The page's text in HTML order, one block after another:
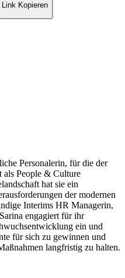
Link Kopieren
Personalerin, für die der
als People & Culture
hat sie ein
der modernen
Interims HR Managerin,
engagiert für ihr
ein und
für sich zu gewinnen und
langfristig zu halten.